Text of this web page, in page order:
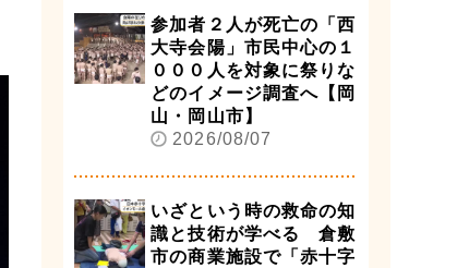
参加者２人が死亡の「西
大寺会陽」市民中心の１
０００人を対象に祭りな
どのイメージ調査へ【岡
山・岡山市】
2026/08/07
いざという時の救命の知
識と技術が学べる 倉敷
市の商業施設で「赤十字